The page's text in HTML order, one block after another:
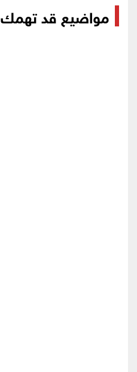
مواضيع قد تهمك